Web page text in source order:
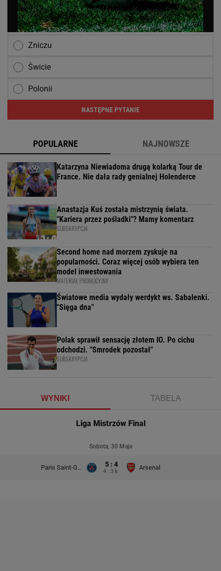
Zniczu
Świcie
Polonii
NASTĘPNE PYTANIE
POPULARNE NAJNOWSZE
Katarzyna Niewiadoma drugą kolarką Tour de
France. Nie dała rady genialnej Holenderce
Anastazja Kuś została mistrzynią świata.
"Kariera przez pośladki"? Mamy komentarz
SUBSKRYPCJA
Second home nad morzem zyskuje na
popularności. Coraz więcej osób wybiera ten
model inwestowania
MATERIAŁ PROMOCYJNY
Światowe media wydały werdykt ws. Sabalenki.
"Sięga dna"
Polak sprawił sensację złotem IO. Po cichu
odchodzi. "Smrodek pozostał"
SUBSKRYPCJA
WYNIKI TABELA
Liga Mistrzów Final
Sobota, 30 Maja
Paris Saint-Germain 5 : 4
4 : 3 k.
Arsenal